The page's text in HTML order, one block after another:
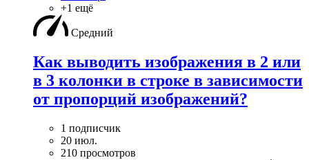
+1 ещё
Средний
Как выводить изображения в 2 или
в 3 колонки в строке в зависимости
от пропорций изображений?
1 подписчик
20 июл.
210 просмотров